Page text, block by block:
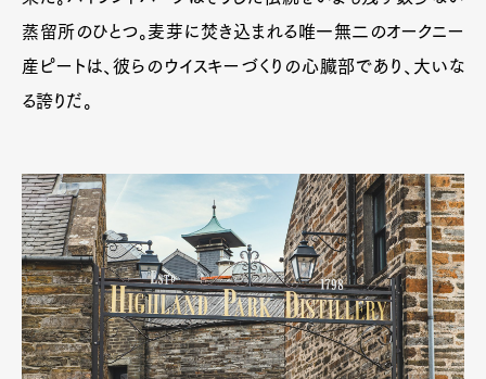
蒸留所のひとつ。麦芽に焚き込まれる唯一無二のオークニー
産ピートは、彼らのウイスキーづくりの心臓部であり、大いな
る誇りだ。